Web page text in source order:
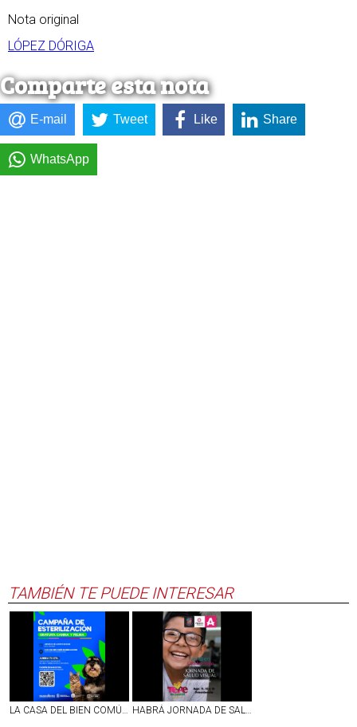
Nota original
LÓPEZ DÓRIGA
Comparte esta nota
E-mail Tweet Like Share
WhatsApp
TAMBIÉN TE PUEDE INTERESAR
LA CASA DEL BIEN COMÚN MUJERES ILUSTRES EN AGS SERÁ SEDE DE LA JORNADA DE ESTERILIZACIÓN CANINA Y FELINA HABRÁ JORNADA DE SALUD VISUAL EN TEPEZALÁ